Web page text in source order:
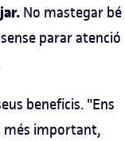
No mastegar bé
parar atenció
beneficis. "Ens
més important,